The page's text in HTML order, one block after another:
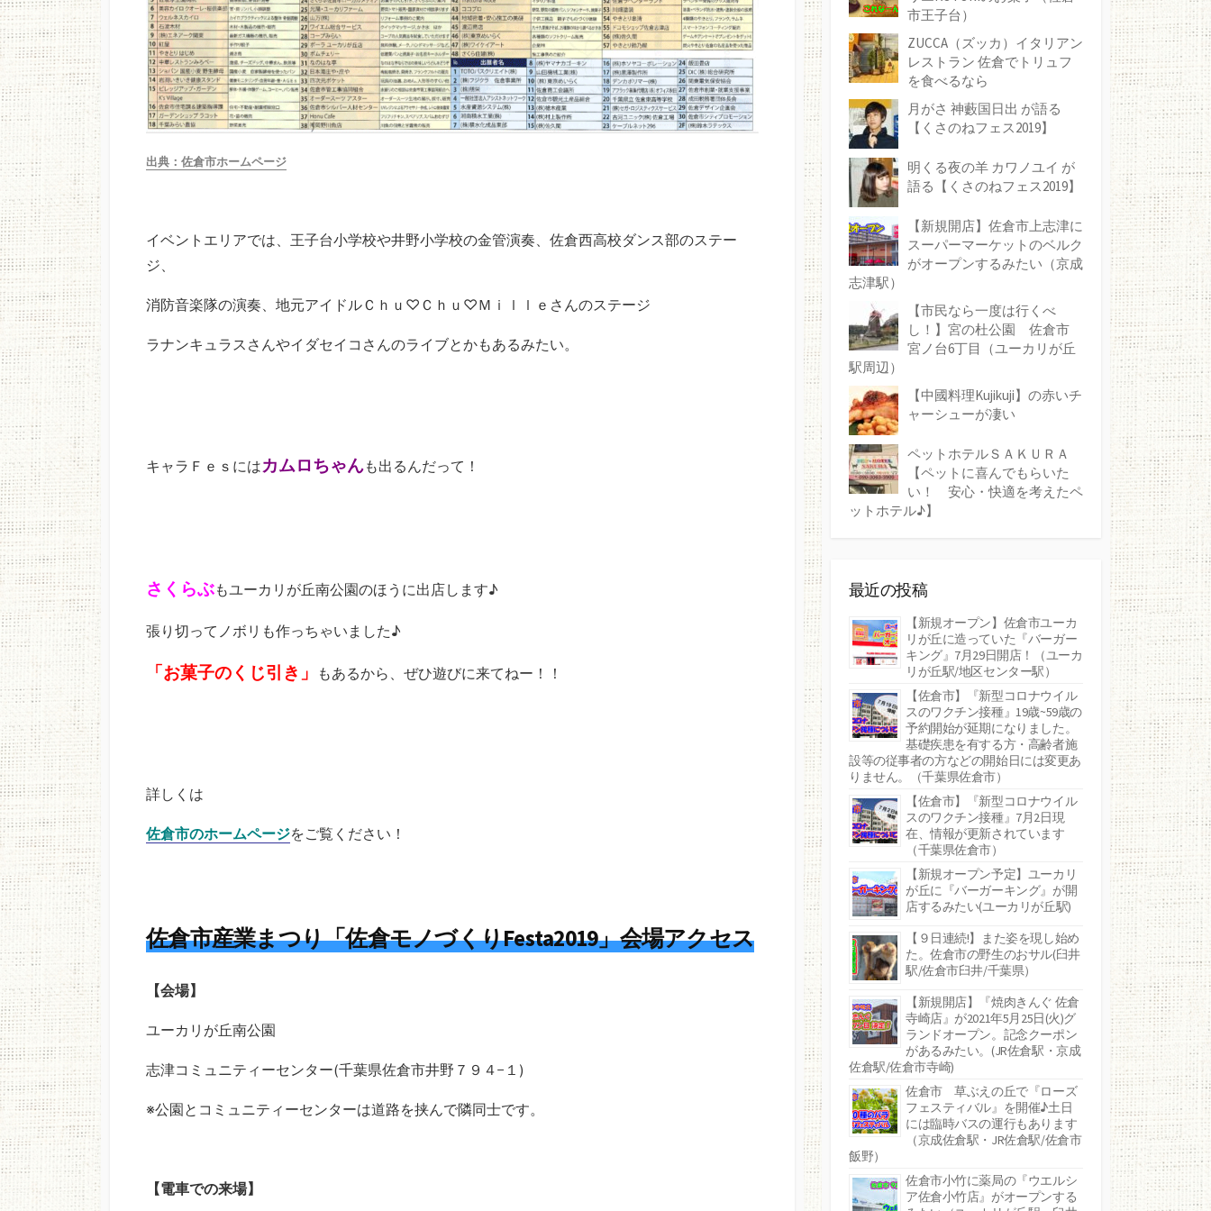
出典：佐倉市ホームページ
イベントエリアでは、王子台小学校や井野小学校の金管演奏、佐倉西高校ダンス部のステー
ジ、
消防音楽隊の演奏、地元アイドルＣｈｕ♡Ｃｈｕ♡Ｍｉｌｌｅさんのステージ
ラナンキュラスさんやイダセイコさんのライブとかもあるみたい。
キャラＦｅｓにはカムロちゃんも出るんだって！
さくらぶもユーカリが丘南公園のほうに出店します♪
張り切ってノボリも作っちゃいました♪
「お菓子のくじ引き」 もあるから、ぜひ遊びに来てねー！！
詳しくは
佐倉市のホームページをご覧ください！
佐倉市産業まつり「佐倉モノづくりFesta2019」会場アクセス
【会場】
ユーカリが丘南公園
志津コミュニティーセンター(千葉県佐倉市井野７９４−１)
※公園とコミュニティーセンターは道路を挟んで隣同士です。
【電車での来場】
市王子台）
ZUCCA（ズッカ）イタリアン
レストラン 佐倉でトリュフ
を食べるなら
月がさ 神藪国日出 が語る
【くさのねフェス2019】
明くる夜の羊 カワノユイ が
語る【くさのねフェス2019】
【新規開店】佐倉市上志津に
スーパーマーケットのベルク
がオープンするみたい（京成
志津駅）
【市民なら一度は行くべ
し！】宮の杜公園 佐倉市
宮ノ台6丁目（ユーカリが丘
駅周辺）
【中國料理Kujikuji】の赤いチ
ャーシューが凄い
ペットホテルＳＡＫＵＲＡ
【ペットに喜んでもらいた
い！ 安心・快適を考えたペ
ットホテル♪】
最近の投稿
【新規オープン】佐倉市ユーカ
リが丘に造っていた『バーガー
キング』7月29日開店！（ユーカ
リが丘駅/地区センター駅）
【佐倉市】『新型コロナウイル
スのワクチン接種』19歳~59歳の
予約開始が延期になりました。
基礎疾患を有する方・高齢者施
設等の従事者の方などの開始日には変更あ
りません。（千葉県佐倉市）
【佐倉市】『新型コロナウイル
スのワクチン接種』7月2日現
在、情報が更新されています
（千葉県佐倉市）
【新規オープン予定】ユーカリ
が丘に『バーガーキング』が開
店するみたい(ユーカリが丘駅)
【９日連続!】また姿を現し始め
た。佐倉市の野生のおサル(臼井
駅/佐倉市臼井/千葉県）
【新規開店】『焼肉きんぐ 佐倉
寺崎店』が2021年5月25日(火)グ
ランドオープン。記念クーポン
があるみたい。(JR佐倉駅・京成
佐倉駅/佐倉市寺崎)
佐倉市 草ぶえの丘で『ローズ
フェスティバル』を開催♪土日
には臨時バスの運行もあります
（京成佐倉駅・JR佐倉駅/佐倉市
飯野）
佐倉市小竹に薬局の『ウエルシ
ア佐倉小竹店』がオープンする